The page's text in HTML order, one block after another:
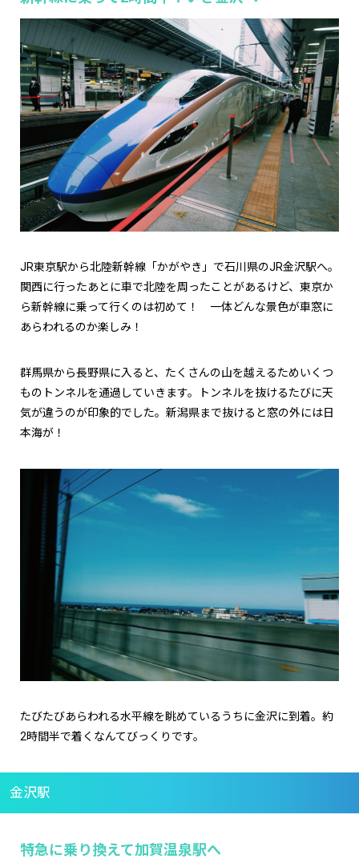
JR東京駅から北陸新幹線「かがやき」で石川県のJR金沢駅へ。
関西に行ったあとに車で北陸を周ったことがあるけど、東京か
ら新幹線に乗って行くのは初めて！ 一体どんな景色が車窓に
あらわれるのか楽しみ！
群馬県から長野県に入ると、たくさんの山を越えるためいくつ
ものトンネルを通過していきます。トンネルを抜けるたびに天
気が違うのが印象的でした。新潟県まで抜けると窓の外には日
本海が！
たびたびあらわれる水平線を眺めているうちに金沢に到着。約
2時間半で着くなんてびっくりです。
金沢駅
特急に乗り換えて加賀温泉駅へ